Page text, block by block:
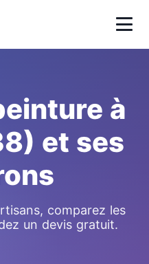
à
et ses
comparez les
un devis gratuit.